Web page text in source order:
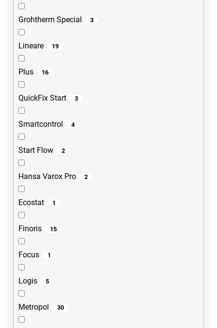
Grohtherm Special 3
Lineare 19
Plus 16
QuickFix Start 3
Smartcontrol 4
Start Flow 2
Hansa Varox Pro 2
Ecostat 1
Finoris 15
Focus 1
Logis 5
Metropol 30